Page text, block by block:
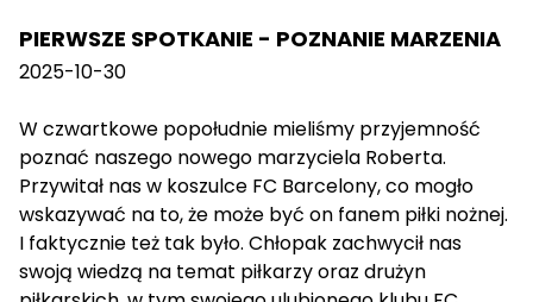
PIERWSZE SPOTKANIE - POZNANIE MARZENIA
2025-10-30
W czwartkowe popołudnie mieliśmy przyjemność
poznać naszego nowego marzyciela Roberta.
Przywitał nas w koszulce FC Barcelony, co mogło
wskazywać na to, że może być on fanem piłki nożnej.
I faktycznie też tak było. Chłopak zachwycił nas
swoją wiedzą na temat piłkarzy oraz drużyn